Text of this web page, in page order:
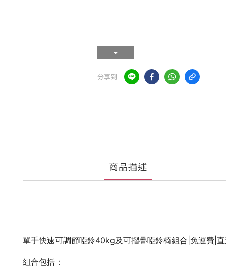
分享到
商品描述
單手快速可調節啞鈴40kg及可摺疊啞鈴椅組合|免運費|
組合包括：